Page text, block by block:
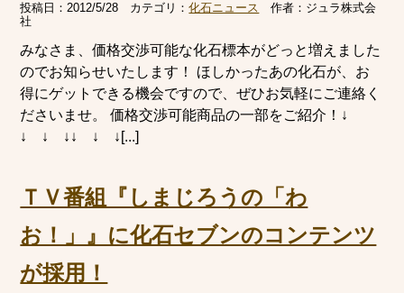
投稿日：2012/5/28 カテゴリ：化石ニュース 作者： ジュラ株式会
社
みなさま、価格交渉可能な化石標本がどっと増えました
のでお知らせいたします！ ほしかったあの化石が、お
得にゲットできる機会ですので、ぜひお気軽にご連絡く
ださいませ。 価格交渉可能商品の一部をご紹介！↓
↓ ↓ ↓↓ ↓ ↓[...]
ＴＶ番組『しまじろうの「わ
お！」』に化石セブンのコンテンツ
が採用！